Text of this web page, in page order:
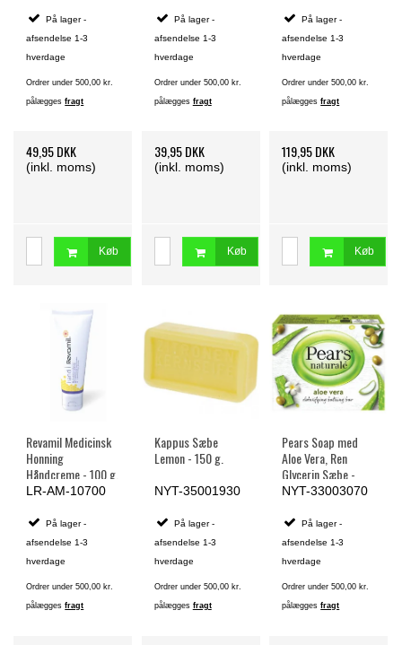
På lager -
afsendelse 1-3
hverdage
Ordrer under 500,00 kr.
pålæggesfragt
49,95 DKK
(inkl. moms)
Køb
På lager -
afsendelse 1-3
hverdage
Ordrer under 500,00 kr.
pålægges fragt
39,95 DKK
(inkl. moms)
Køb
På lager -
afsendelse 1-3
hverdage
Ordrer under 500,00 kr.
pålæggesfragt
119,95 DKK
(inkl. moms)
Køb
Revamil Medicinsk
Honning
Håndcreme - 100 g.
LR-AM-10700
På lager -
afsendelse 1-3
hverdage
Ordrer under 500,00 kr.
pålæggesfragt
Kappus Sæbe
Lemon - 150 g.
NYT-35001930
På lager -
afsendelse 1-3
hverdage
Ordrer under 500,00 kr.
pålægges fragt
Pears Soap med
Aloe Vera, Ren
Glycerin Sæbe -
100 g.
NYT-33003070
På lager -
afsendelse 1-3
hverdage
Ordrer under 500,00 kr.
pålæggesfragt